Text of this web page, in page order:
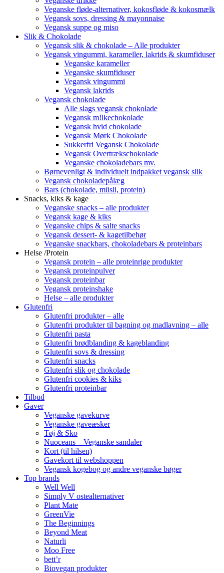
Veganske fløde-alternativer, kokosfløde & kokosmælk
Vegansk sovs, dressing & mayonnaise
Vegansk suppe og miso
Slik & Chokolade
Vegansk slik & chokolade – Alle produkter
Vegansk vingummi, karameller, lakrids & skumfiduser
Veganske karameller
Veganske skumfiduser
Vegansk vingummi
Vegansk lakrids
Vegansk chokolade
Alle slags vegansk chokolade
Vegansk m!lkechokolade
Vegansk hvid chokolade
Vegansk Mørk Chokolade
Sukkerfri Vegansk Chokolade
Vegansk Overtrækschokolade
Veganske chokoladebars mv.
Børnevenligt & individuelt indpakket vegansk slik
Vegansk chokoladepålæg
Bars (chokolade, müsli, protein)
Snacks, kiks & kage
Veganske snacks – alle produkter
Vegansk kage & kiks
Veganske chips & salte snacks
Vegansk dessert- & kagetilbehør
Veganske snackbars, chokoladebars & proteinbars
Helse /Protein
Vegansk protein – alle proteinrige produkter
Vegansk proteinpulver
Vegansk proteinbar
Vegansk proteinshake
Helse – alle produkter
Glutenfri
Glutenfri produkter – alle
Glutenfri produkter til bagning og madlavning – alle
Glutenfri pasta
Glutenfri brødblanding & kageblanding
Glutenfri sovs & dressing
Glutenfri snacks
Glutenfri slik og chokolade
Glutenfri cookies & kiks
Glutenfri proteinbar
Tilbud
Gaver
Veganske gavekurve
Veganske gaveæsker
Tøj & Sko
Nuoceans – Veganske sandaler
Kort (til hilsen)
Gavekort til webshoppen
Vegansk kogebog og andre veganske bøger
Top brands
Well Well
Simply V ostealternativer
Plant Mate
GreenVie
The Beginnings
Beyond Meat
Naturli
Moo Free
bett’r
Biovegan produkter